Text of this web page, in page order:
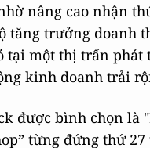
nâng cao nhận
tăng trưởng doanh
tại một thị trấn
kinh doanh trải
được bình chọn là
từng đứng thứ